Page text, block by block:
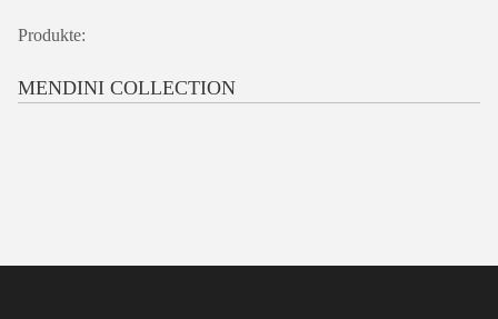
Produkte:
MENDINI COLLECTION